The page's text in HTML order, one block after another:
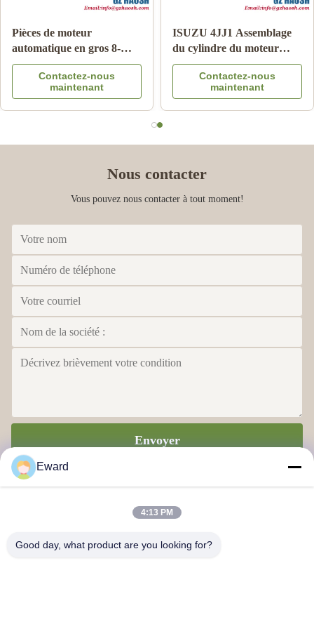
Pièces de moteur
automatique en gros 8-
97365516-DC
Amplificateur de frein
pour Isuzu DMAX 03-06
Contactez-nous
maintenant
ISUZU 4JJ1 Assemblage
du cylindre du moteur
OEM remplacement
Garantie de 3 mois
Contactez-nous
maintenant
Nous contacter
Vous pouvez nous contacter à tout moment!
Envoyer
Eward
4:13 PM
Good day, what product are you looking for?